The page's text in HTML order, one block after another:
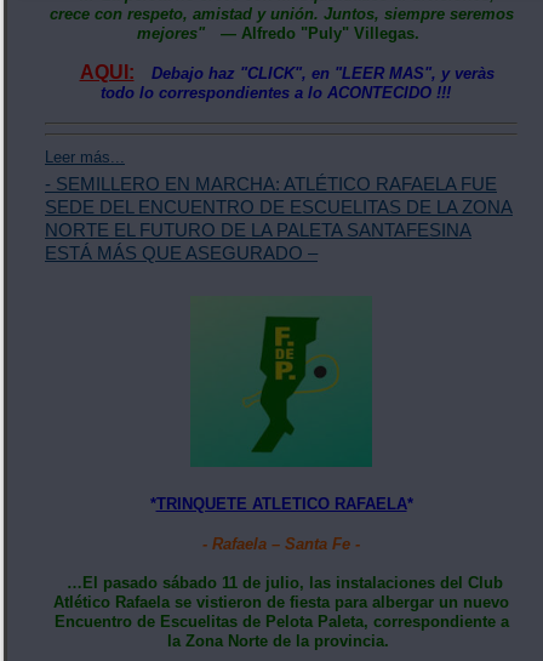
crece con respeto, amistad y unión. Juntos, siempre seremos
mejores"
— Alfredo "Puly" Villegas.
AQUI:
Debajo haz "CLICK", en "LEER MAS", y veràs
todo lo correspondientes a lo ACONTECIDO !!!
Leer más...
- SEMILLERO EN MARCHA: ATLÉTICO RAFAELA FUE
SEDE DEL ENCUENTRO DE ESCUELITAS DE LA ZONA
NORTE EL FUTURO DE LA PALETA SANTAFESINA
ESTÁ MÁS QUE ASEGURADO –
*TRINQUETE ATLETICO RAFAELA*
- Rafaela – Santa Fe -
…El pasado sábado 11 de julio, las instalaciones del Club
Atlético Rafaela se vistieron de fiesta para albergar un nuevo
Encuentro de Escuelitas de Pelota Paleta, correspondiente a
la Zona Norte de la provincia.